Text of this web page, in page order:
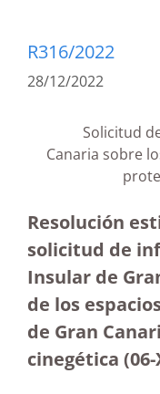
R316/2022
28/12/2022
Solicitud
Canaria sobre
Resolución
solicitud de
Insular de
de los
de Gran
cinegética (06-